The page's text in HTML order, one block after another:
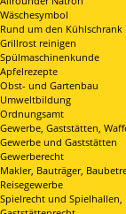
Wäschesymbol
Rund um den Kühlschrank
Grillrost reinigen
Spülmaschinenkunde
Apfelrezepte
Obst- und Gartenbau
Umweltbildung
Ordnungsamt
Gewerbe, Gaststätten,
Gewerbe und Gaststätten
Gewerberecht
Makler, Bauträger,
Reisegewerbe
Spielrecht und